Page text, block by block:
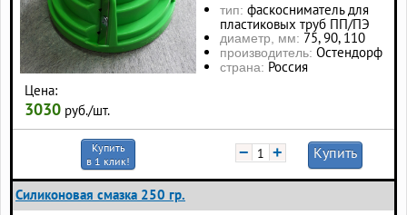
Цена:
3030 руб./шт.
тип: фаскосниматель для
пластиковых труб ПП/ПЭ
диаметр, мм: 75, 90, 110
производитель: Остендорф
страна: Россия
Купить
в 1 клик!
− + Купить
Силиконовая смазка 250 гр.